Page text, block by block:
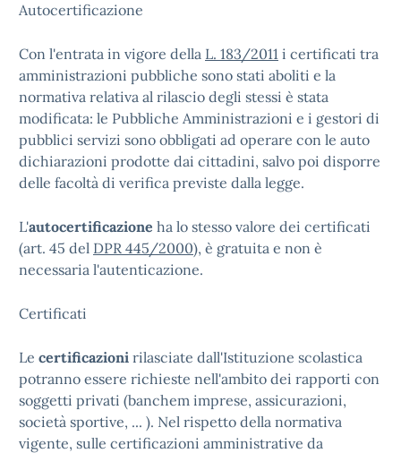
Autocertificazione
Con l'entrata in vigore della L. 183/2011 i certificati tra
amministrazioni pubbliche sono stati aboliti e la
normativa relativa al rilascio degli stessi è stata
modificata: le Pubbliche Amministrazioni e i gestori di
pubblici servizi sono obbligati ad operare con le auto
dichiarazioni prodotte dai cittadini, salvo poi disporre
delle facoltà di verifica previste dalla legge.
L'autocertificazione ha lo stesso valore dei certificati
(art. 45 del DPR 445/2000), è gratuita e non è
necessaria l'autenticazione.
Certificati
Le certificazioni rilasciate dall'Istituzione scolastica
potranno essere richieste nell'ambito dei rapporti con
soggetti privati (banchem imprese, assicurazioni,
società sportive, ... ). Nel rispetto della normativa
vigente, sulle certificazioni amministrative da